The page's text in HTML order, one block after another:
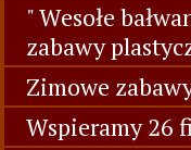
" Wesołe
zabawy
Zimowe
Wspieramy 26